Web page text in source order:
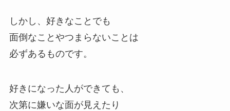
しかし、好きなことでも
面倒なことやつまらないことは
必ずあるものです。
好きになった人ができても、
次第に嫌いな面が見えたり